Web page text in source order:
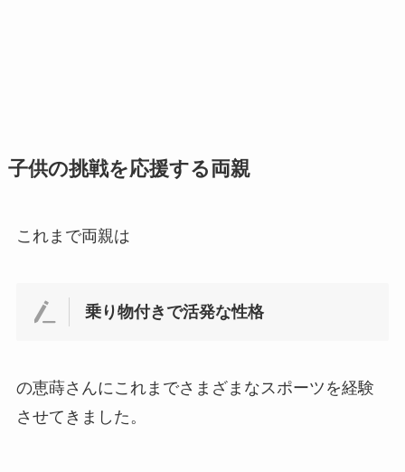
子供の挑戦を応援する両親
これまで両親は
乗り物付きで活発な性格
の恵蒔さんにこれまでさまざまなスポーツを経験
させてきました。